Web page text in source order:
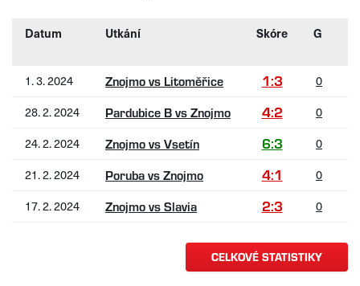
Datum Utkání Skóre G
1. 3. 2024 Znojmo vs Litoměřice 1:3 0
28. 2. 2024
Pardubice B vs Znojmo 4:2 0
24. 2. 2024
Znojmo vs Vsetín 6:3 0
21. 2. 2024
Poruba vs Znojmo 4:1 0
17. 2. 2024
Znojmo vs Slavia 2:3 0
CELKOVÉ STATISTIKY